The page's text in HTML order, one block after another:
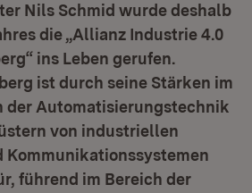
Nils Schmid wurde deshalb
die „Allianz Industrie 4.0
ins Leben gerufen.
ist durch seine Stärken im
der Automatisierungstechnik
von industriellen
Kommunikationssystemen
führend im Bereich der